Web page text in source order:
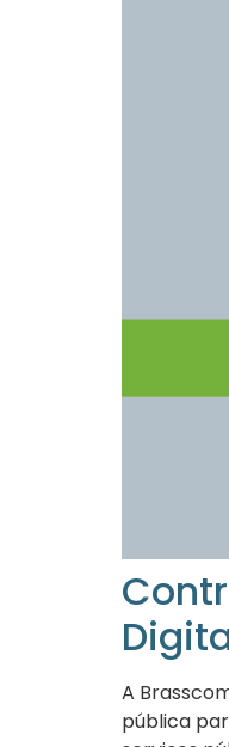
A
pública